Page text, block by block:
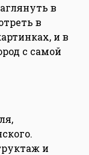
в
в
и в
с самой
и